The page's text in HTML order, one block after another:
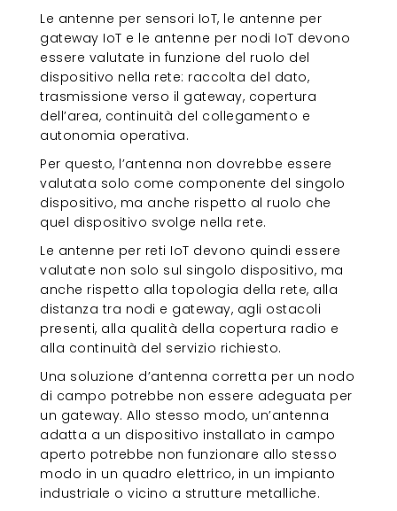
Le antenne per sensori IoT, le antenne per
gateway IoT e le antenne per nodi IoT devono
essere valutate in funzione del ruolo del
dispositivo nella rete: raccolta del dato,
trasmissione verso il gateway, copertura
dell’area, continuità del collegamento e
autonomia operativa.
Per questo, l’antenna non dovrebbe essere
valutata solo come componente del singolo
dispositivo, ma anche rispetto al ruolo che
quel dispositivo svolge nella rete.
Le antenne per reti IoT devono quindi essere
valutate non solo sul singolo dispositivo, ma
anche rispetto alla topologia della rete, alla
distanza tra nodi e gateway, agli ostacoli
presenti, alla qualità della copertura radio e
alla continuità del servizio richiesto.
Una soluzione d’antenna corretta per un nodo
di campo potrebbe non essere adeguata per
un gateway. Allo stesso modo, un’antenna
adatta a un dispositivo installato in campo
aperto potrebbe non funzionare allo stesso
modo in un quadro elettrico, in un impianto
industriale o vicino a strutture metalliche.